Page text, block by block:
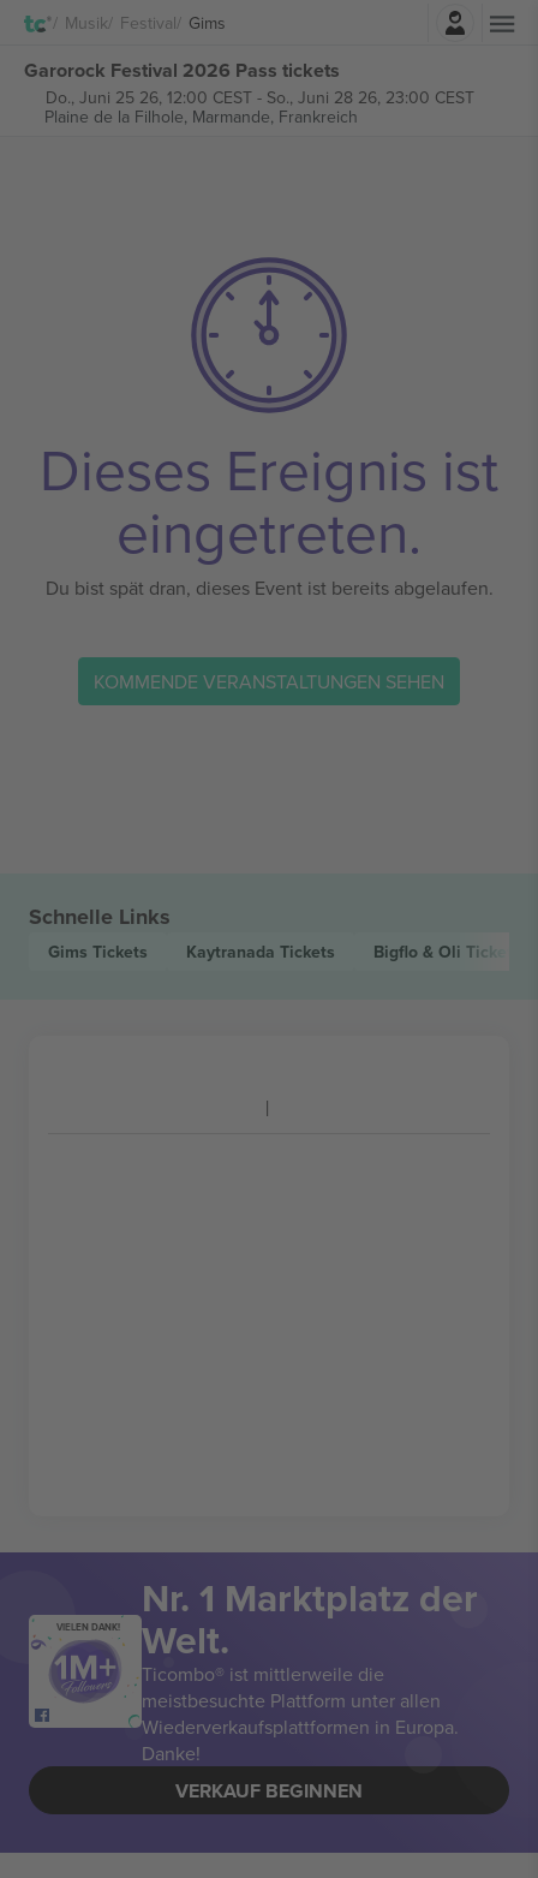
Musik Festival Gims
Garorock Festival 2026 Pass tickets
Do., Juni 25 26, 12:00 CEST- So., Juni 28 26, 23:00 CEST
Plaine de la Filhole, Marmande, Frankreich
Dieses Ereignis ist
eingetreten.
Du bist spät dran, dieses Event ist bereits abgelaufen.
KOMMENDE VERANSTALTUNGEN SEHEN
Schnelle Links
Gims Tickets Kaytranada Tickets Bigflo & Oli Tickets
VIELEN DANK!
Nr. 1 Marktplatz der
Welt.
Ticombo® ist mittlerweile die
meistbesuchte Plattform unter allen
Wiederverkaufsplattformen in Europa.
Danke!
VERKAUF BEGINNEN